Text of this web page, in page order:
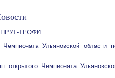
ТРОФИ
Чемпионата Ульяновской области
открытого Чемпионата